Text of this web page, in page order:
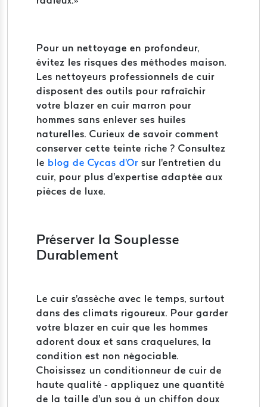
Pour un nettoyage en profondeur,
évitez les risques des méthodes maison.
Les nettoyeurs professionnels de cuir
disposent des outils pour rafraîchir
votre blazer en cuir marron pour
hommes sans enlever ses huiles
naturelles. Curieux de savoir comment
conserver cette teinte riche ? Consultez
le blog de Cycas d'Or sur l'entretien du
cuir, pour plus d'expertise adaptée aux
pièces de luxe.
Préserver la Souplesse
Durablement
Le cuir s'assèche avec le temps, surtout
dans des climats rigoureux. Pour garder
votre blazer en cuir que les hommes
adorent doux et sans craquelures, la
condition est non négociable.
Choisissez un conditionneur de cuir de
haute qualité - appliquez une quantité
de la taille d'un sou à un chiffon doux